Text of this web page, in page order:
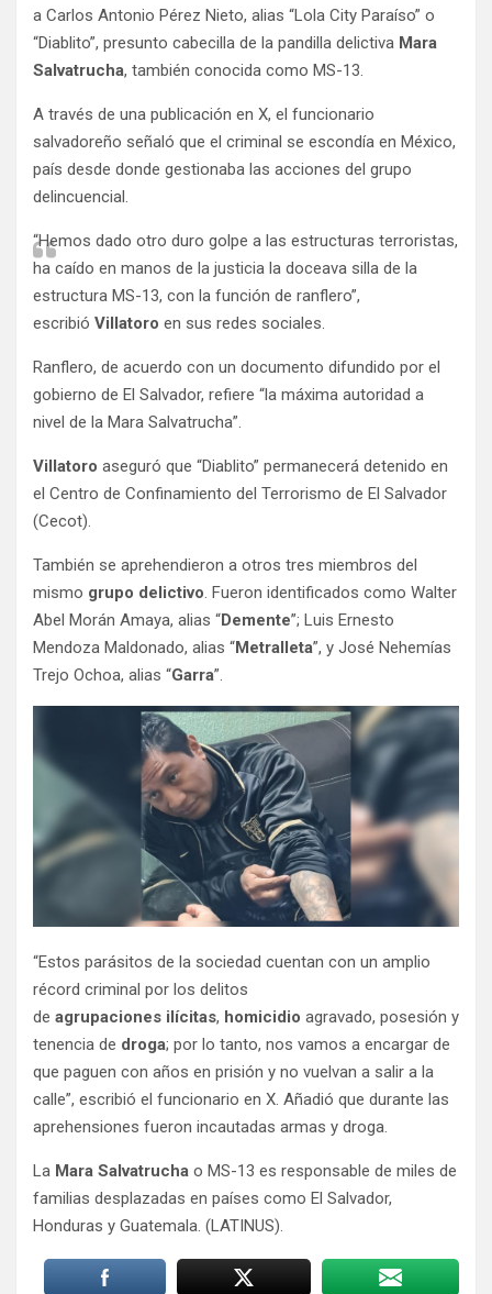
a Carlos Antonio Pérez Nieto, alias “Lola City Paraíso” o
“Diablito”, presunto cabecilla de la pandilla delictiva Mara
Salvatrucha, también conocida como MS-13.
A través de una publicación en X, el funcionario
salvadoreño señaló que el criminal se escondía en México,
país desde donde gestionaba las acciones del grupo
delincuencial.
“Hemos dado otro duro golpe a las estructuras terroristas,
ha caído en manos de la justicia la doceava silla de la
estructura MS-13, con la función de ranflero”,
escribió Villatoro en sus redes sociales.
Ranflero, de acuerdo con un documento difundido por el
gobierno de El Salvador, refiere “la máxima autoridad a
nivel de la Mara Salvatrucha”.
Villatoro aseguró que “Diablito” permanecerá detenido en
el Centro de Confinamiento del Terrorismo de El Salvador
(Cecot).
También se aprehendieron a otros tres miembros del
mismo grupo delictivo. Fueron identificados como Walter
Abel Morán Amaya, alias “Demente”; Luis Ernesto
Mendoza Maldonado, alias “Metralleta”, y José Nehemías
Trejo Ochoa, alias “Garra”.
“Estos parásitos de la sociedad cuentan con un amplio
récord criminal por los delitos
de agrupaciones ilícitas, homicidio agravado, posesión y
tenencia de droga; por lo tanto, nos vamos a encargar de
que paguen con años en prisión y no vuelvan a salir a la
calle”, escribió el funcionario en X. Añadió que durante las
aprehensiones fueron incautadas armas y droga.
La Mara Salvatrucha o MS-13 es responsable de miles de
familias desplazadas en países como El Salvador,
Honduras y Guatemala. (LATINUS).